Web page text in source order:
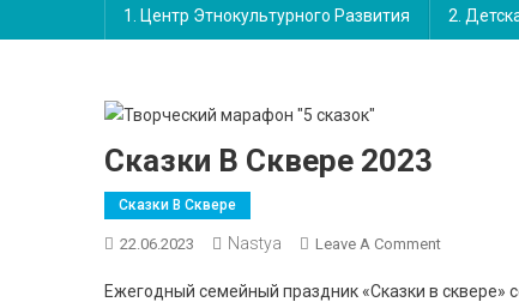
1. Центр Этнокультурного Развития 2.
Сказки В Сквере 2023
Сказки В Сквере
22.06.2023 Nastya Leave A CommentOn
В
Ежегодный семейный праздник «Сказки в сквере»